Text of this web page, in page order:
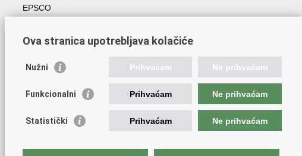
EPSCO
HZMO
Hrvatski zavod za socijalni rad
Akademija socijalne skrbi - ASOSK
Obiteljski centar
AORT
FEAD
Ova stranica upotrebljava kolačiće
Nužni Prihvaćam Ne prihvaćam
Funkcionalni Prihvaćam Ne prihvaćam
Statistički Prihvaćam Ne prihvaćam